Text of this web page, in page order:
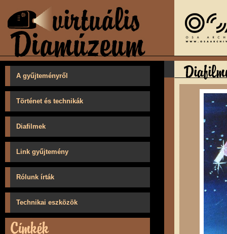
A gyűjteményről
Történet és technikák
Diafilmek
Link gyűjtemény
Rólunk írták
Technikai eszközök